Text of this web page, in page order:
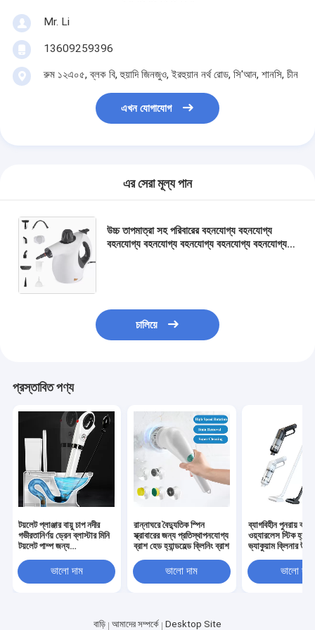
Mr. Li
13609259396
রুম ১২এ০৫, ব্লক বি, হুয়াদি জিনজুও, ইরহুয়ান নর্থ রোড, সি'আন, শানসি, চীন
এখন যোগাযোগ
এর সেরা মূল্য পান
উচ্চ তাপমাত্রা সহ পরিবারের বহনযোগ্য বহনযোগ্য
বহনযোগ্য বহনযোগ্য বহনযোগ্য বহনযোগ্য বহনযোগ্য
বহনযোগ্য বহনযোগ্য বহনযোগ্য বহনযোগ্য বহনযোগ্য
বহনযোগ্য বহনযোগ্য বহনযোগ্য বহনযোগ্য বহনযোগ্য
বহনযোগ্য বহনযোগ্য বহনযোগ্য বহনযোগ্য বহনযোগ্য
চালিয়ে
প্রস্তাবিত পণ্য
টয়লেট প্লাঞ্জার বায়ু চাপ নদীর
গভীরতানির্ণয় ড্রেন ব্লাস্টার মিনি
টয়লেট পাম্প জন্য
ভালো দাম
রান্নাঘরে বৈদ্যুতিক স্পিন
স্ক্রাবারের জন্য প্রতিস্থাপনযোগ্য
ব্রাশ হেড হ্যান্ডহেল্ড ক্লিনিং ব্রাশ
ভালো দাম
ব্যাগবিহীন পুনরায়
ওয়্যারলেস স্টিক
ভ্যাকুয়াম ক্লিনার
ভালো দাম
বাড়ি আমাদের সম্পর্কে Desktop Site